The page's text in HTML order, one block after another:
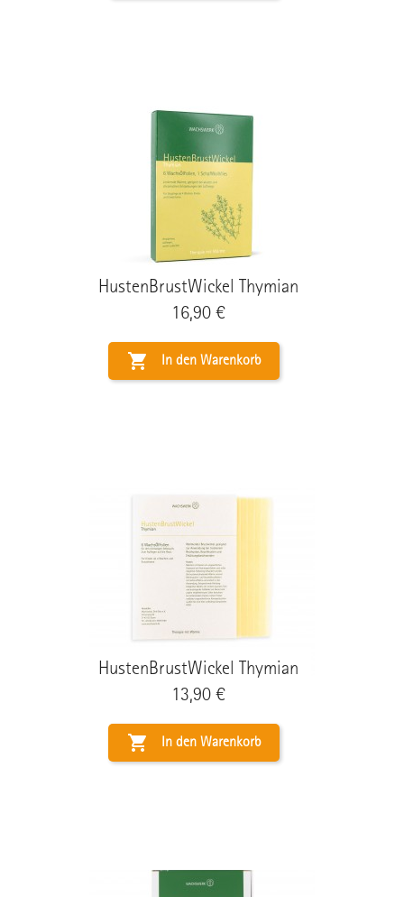
HustenBrustWickel Thymian
Preis
16,90 €
 In den Warenkorb
HustenBrustWickel Thymian
Preis
13,90 €
 In den Warenkorb